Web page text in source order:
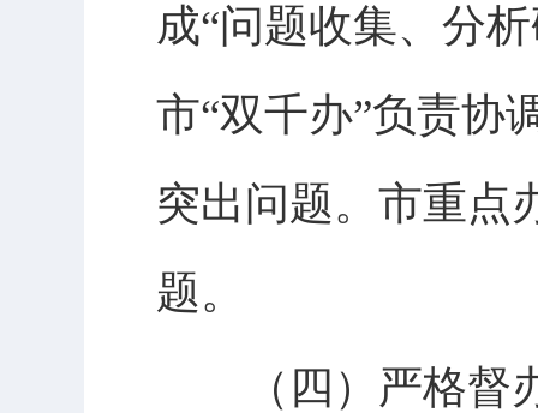
成“问题收集、分
市“双千办”负责协
突出问题。市重点
题。
（四）严格督办